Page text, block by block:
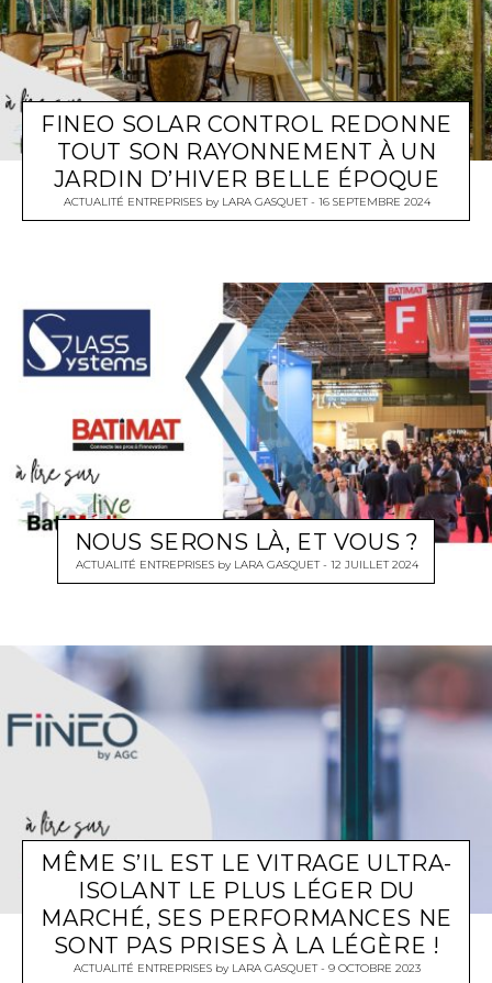
FINEO SOLAR CONTROL REDONNE
TOUT SON RAYONNEMENT À UN
JARDIN D’HIVER BELLE ÉPOQUE
ACTUALITÉ ENTREPRISESby LARA GASQUET 16 SEPTEMBRE 2024
NOUS SERONS LÀ, ET VOUS ?
ACTUALITÉ ENTREPRISESby LARA GASQUET 12 JUILLET 2024
MÊME S’IL EST LE VITRAGE ULTRA-
ISOLANT LE PLUS LÉGER DU
MARCHÉ, SES PERFORMANCES NE
SONT PAS PRISES À LA LÉGÈRE !
ACTUALITÉ ENTREPRISESby LARA GASQUET 9 OCTOBRE 2023